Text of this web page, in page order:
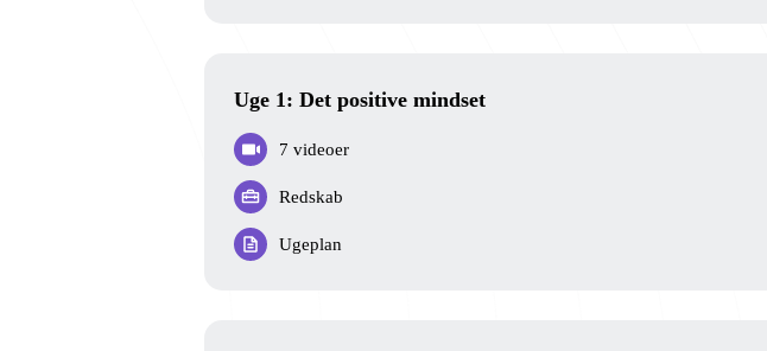
Uge 1: Det positive mindset
7 videoer
Redskab
Ugeplan